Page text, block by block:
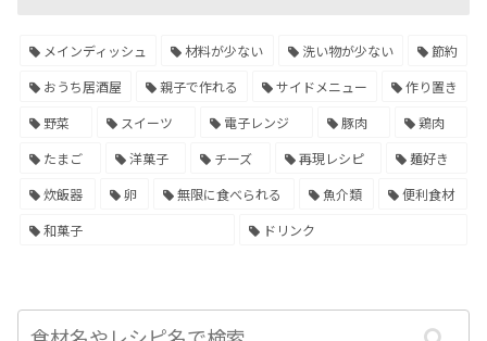
メインディッシュ 材料が少ない 洗い物が少ない
節約
おうち居酒屋
親子で作れる サイドメニュー
作り置き
野菜
スイーツ 電子レンジ 豚肉
鶏肉
たまご
洋菓子 チーズ 再現レシピ
麺好き
炊飯器
卵 無限に食べられる 魚介類
便利食材
和菓子
ドリンク